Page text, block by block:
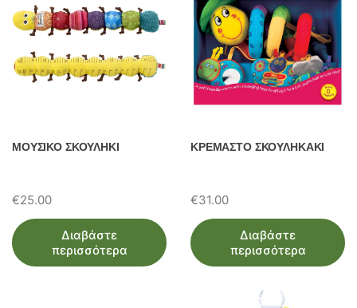
ΜΟΥΣΙΚΟ ΣΚΟΥΛΗΚΙ
€25.00
Διαβάστε
περισσότερα
ΚΡΕΜΑΣΤΟ ΣΚΟΥΛΗΚΑΚΙ
€31.00
Διαβάστε
περισσότερα